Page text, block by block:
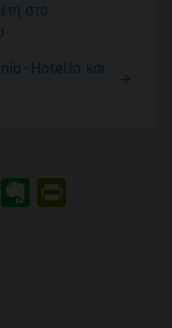
στο
Hotelia και
EmailEvernote